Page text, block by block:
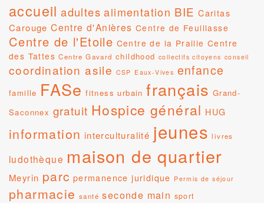
accueil adultes alimentation BIE Caritas
Carouge Centre d'Anières Centre de Feuillasse
Centre de l'Etoile Centre de la Praille Centre
des Tattes Centre Gavard childhood collectifs citoyens conseil
coordination asile CSP Eaux-Vives enfance
famille FASe fitness urbain français Grand-
Saconnex gratuit Hospice général HUG
information interculturalité jeunes livres
ludothèque maison de quartier
Meyrin parc permanence juridique Permis de séjour
pharmacie santé seconde main sport